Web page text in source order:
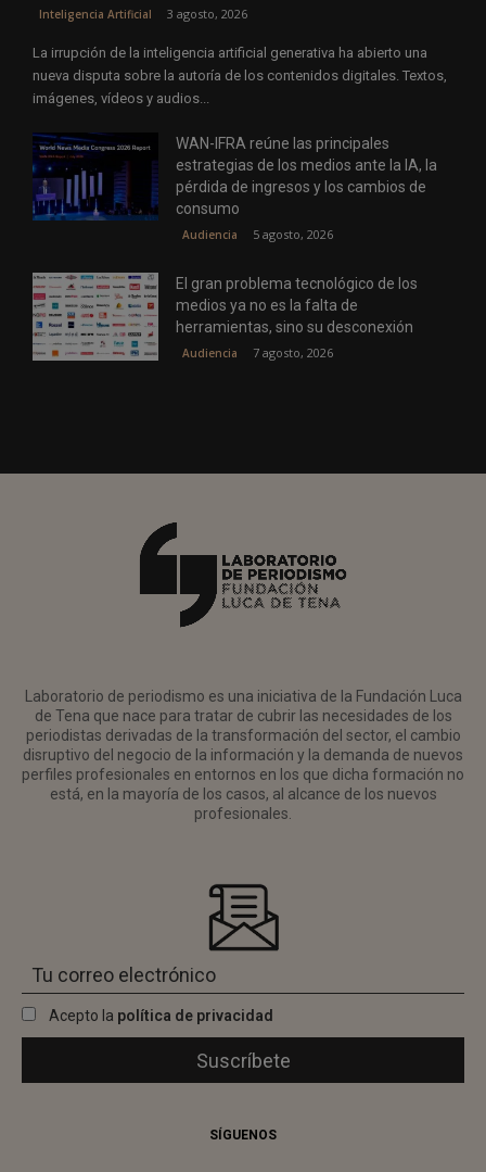
Inteligencia Artificial 3 agosto, 2026
La irrupción de la inteligencia artificial generativa ha abierto una
nueva disputa sobre la autoría de los contenidos digitales. Textos,
imágenes, vídeos y audios...
WAN-IFRA reúne las principales
estrategias de los medios ante la IA, la
pérdida de ingresos y los cambios de
consumo
Audiencia 5 agosto, 2026
El gran problema tecnológico de los
medios ya no es la falta de
herramientas, sino su desconexión
Audiencia 7 agosto, 2026
Laboratorio de periodismo es una iniciativa de la Fundación Luca
de Tena que nace para tratar de cubrir las necesidades de los
periodistas derivadas de la transformación del sector, el cambio
disruptivo del negocio de la información y la demanda de nuevos
perfiles profesionales en entornos en los que dicha formación no
está, en la mayoría de los casos, al alcance de los nuevos
profesionales.
Acepto la política de privacidad
SÍGUENOS